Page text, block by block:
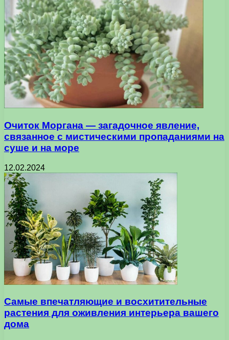
Очиток Моргана — загадочное явление,
связанное с мистическими пропаданиями на
суше и на море
12.02.2024
Самые впечатляющие и восхитительные
растения для оживления интерьера вашего
дома